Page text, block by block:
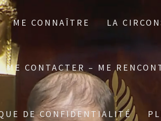
ME CONNAÎTRE LA
ME CONTACTER – ME
DE CONFIDENTIALITÉ